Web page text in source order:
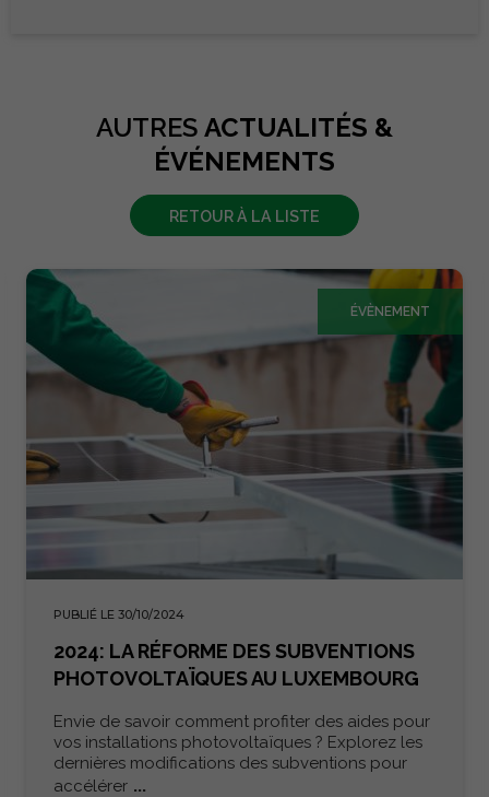
AUTRES ACTUALITÉS &
ÉVÉNEMENTS
RETOUR À LA LISTE
PUBLIÉ LE 30/10/2024
2024: LA RÉFORME DES SUBVENTIONS
PHOTOVOLTAÏQUES AU LUXEMBOURG
Envie de savoir comment profiter des aides pour
vos installations photovoltaïques ? Explorez les
dernières modifications des subventions pour
accélérer ...
ÉVÈNEMENT